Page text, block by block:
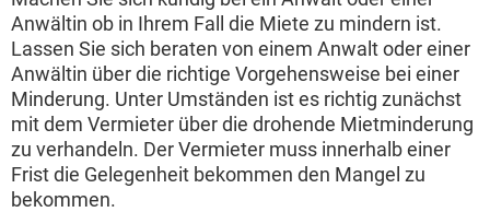
Anwältin ob in Ihrem Fall die Miete zu mindern ist.
Lassen Sie sich beraten von einem Anwalt oder einer
Anwältin über die richtige Vorgehensweise bei einer
Minderung. Unter Umständen ist es richtig zunächst
mit dem Vermieter über die drohende Mietminderung
zu verhandeln. Der Vermieter muss innerhalb einer
Frist die Gelegenheit bekommen den Mangel zu
bekommen.